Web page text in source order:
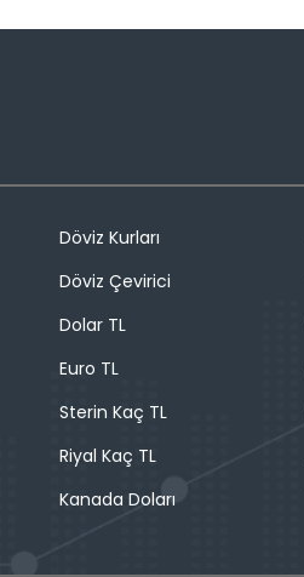
Döviz Kurları
Döviz Çevirici
Dolar TL
Euro TL
Sterin Kaç TL
Riyal Kaç TL
Kanada Doları